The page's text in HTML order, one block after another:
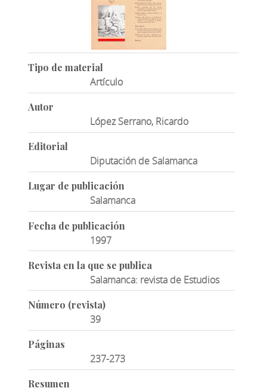
Tipo de material
Artículo
Autor
López Serrano, Ricardo
Editorial
Diputación de Salamanca
Lugar de publicación
Salamanca
Fecha de publicación
1997
Revista en la que se publica
Salamanca: revista de Estudios
Número (revista)
39
Páginas
237-273
Resumen